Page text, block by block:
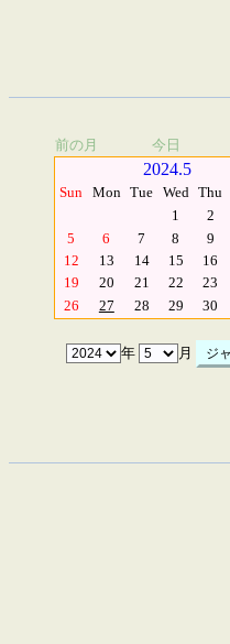
前の月 今日
2024.5
Sun Mon Tue Wed Thu
1
2
5
6 7 8 9
12
13 14 15 16
19
20 21 22 23
26
27 28 29 30
年 月